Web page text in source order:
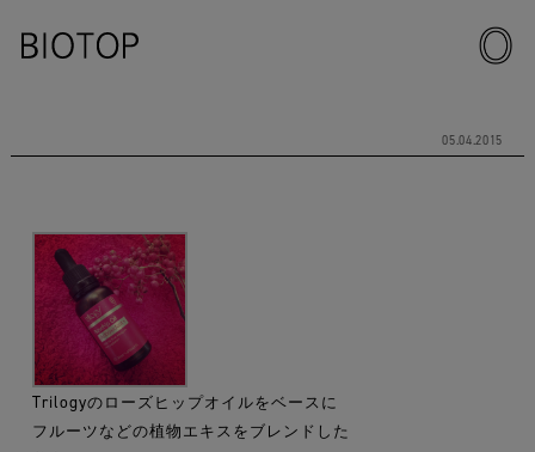
05.04.2015
Trilogyのローズヒップオイルをベースに
フルーツなどの植物エキスをブレンドした